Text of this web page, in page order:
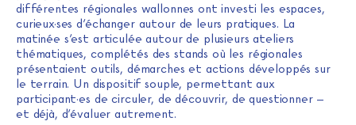
différentes régionales wallonnes ont investi les espaces,
curieux·ses d’échanger autour de leurs pratiques. La
matinée s’est articulée autour de plusieurs ateliers
thématiques, complétés des stands où les régionales
présentaient outils, démarches et actions développés sur
le terrain. Un dispositif souple, permettant aux
participant·es de circuler, de découvrir, de questionner –
et déjà, d’évaluer autrement.